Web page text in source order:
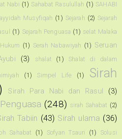
Nabi (1) Sahabat Rasulullah (1) SAHABI
Musyfiqah (1) Sejarah (2) Sejarah
(1) Sejarah Penguasa (1) selat Malaka
(1) Serah Nabawiyah (1) Seruan
(3) shalat (1) Shalat di dalam
(1) Simpel Life (1)
Sirah
Sirah Para Nabi dan Rasul
(3)
(248) sirah Sahabat (2)
Tabiin (43) Sirah ulama (36)
Sahabat (1) Sofyan Tsauri (1)
Solusi